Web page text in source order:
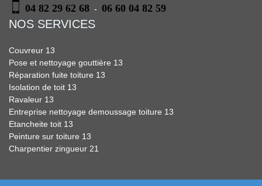
04 82 29 62 68 - 06 60 04 82 59
NOS SERVICES
Couvreur 13
Pose et nettoyage gouttière 13
Réparation fuite toiture 13
Isolation de toit 13
Ravaleur 13
Entreprise nettoyage demoussage toiture 13
Etancheite toit 13
Peinture sur toiture 13
Charpentier zingueur 21